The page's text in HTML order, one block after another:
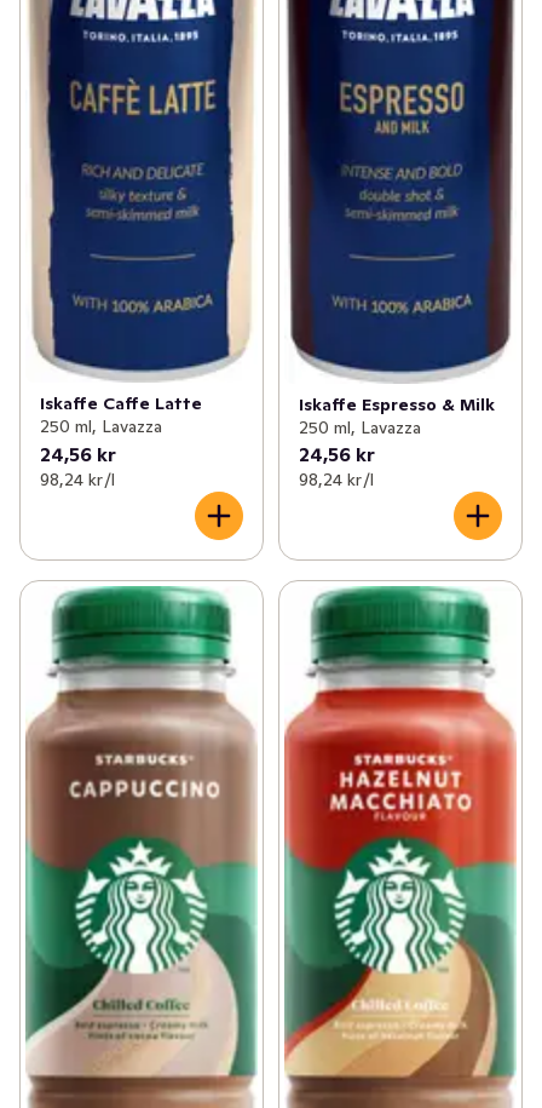
Iskaffe Caffe Latte
250 ml, Lavazza
24,56 kr
98,24 kr /l
Iskaffe Espresso & Milk
250 ml, Lavazza
24,56 kr
98,24 kr /l